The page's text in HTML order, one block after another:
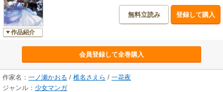
作品紹介
無料立読み 登録して購入
会員登録して全巻購入
作家名： 一ノ瀬かおる / 椎名さえら / 一花夜
ジャンル： 少女マンガ